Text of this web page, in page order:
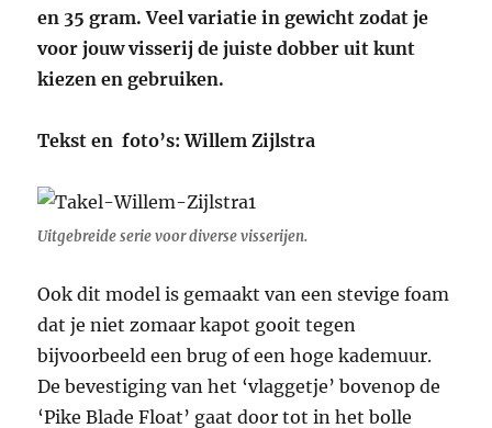
en 35 gram. Veel variatie in gewicht zodat je
voor jouw visserij de juiste dobber uit kunt
kiezen en gebruiken.
Tekst en foto’s: Willem Zijlstra
Uitgebreide serie voor diverse visserijen.
Ook dit model is gemaakt van een stevige foam
dat je niet zomaar kapot gooit tegen
bijvoorbeeld een brug of een hoge kademuur.
De bevestiging van het ‘vlaggetje’ bovenop de
‘Pike Blade Float’ gaat door tot in het bolle